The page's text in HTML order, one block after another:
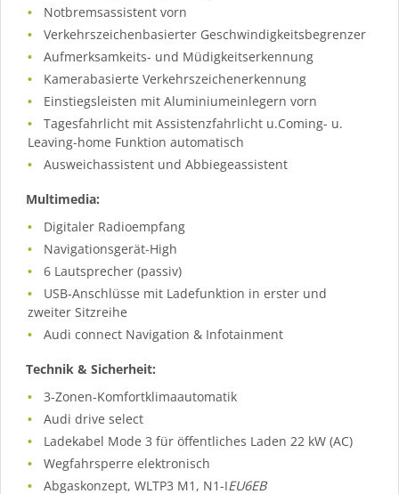
Notbremsassistent vorn
Verkehrszeichenbasierter Geschwindigkeitsbegrenzer
Aufmerksamkeits- und Müdigkeitserkennung
Kamerabasierte Verkehrszeichenerkennung
Einstiegsleisten mit Aluminiumeinlegern vorn
Tagesfahrlicht mit Assistenzfahrlicht u.Coming- u.
Leaving-home Funktion automatisch
Ausweichassistent und Abbiegeassistent
Multimedia:
Digitaler Radioempfang
Navigationsgerät-High
6 Lautsprecher (passiv)
USB-Anschlüsse mit Ladefunktion in erster und
zweiter Sitzreihe
Audi connect Navigation & Infotainment
Technik & Sicherheit:
3-Zonen-Komfortklimaautomatik
Audi drive select
Ladekabel Mode 3 für öffentliches Laden 22 kW (AC)
Wegfahrsperre elektronisch
Abgaskonzept, WLTP3 M1, N1-IEU6EB